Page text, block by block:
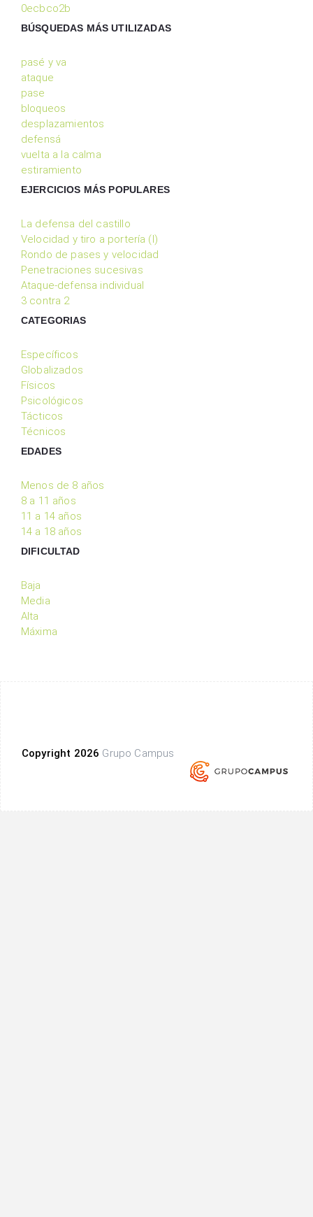
0ecbco2b
BÚSQUEDAS MÁS UTILIZADAS
pasé y va
ataque
pase
bloqueos
desplazamientos
defensá
vuelta a la calma
estiramiento
EJERCICIOS MÁS POPULARES
La defensa del castillo
Velocidad y tiro a portería (I)
Rondo de pases y velocidad
Penetraciones sucesivas
Ataque-defensa individual
3 contra 2
CATEGORIAS
Específicos
Globalizados
Físicos
Psicológicos
Tácticos
Técnicos
EDADES
Menos de 8 años
8 a 11 años
11 a 14 años
14 a 18 años
DIFICULTAD
Baja
Media
Alta
Máxima
Copyright 2026 Grupo Campus